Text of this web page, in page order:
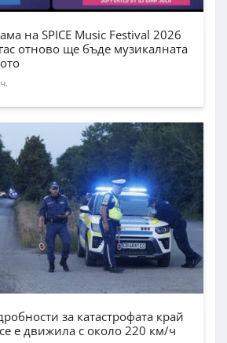
на SPICE Music Festival 2026
отново ще бъде музикалната
за катастрофата край
се е движила с около 220 км/ч